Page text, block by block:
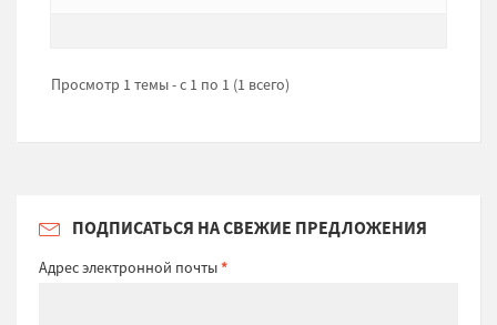
Просмотр 1 темы - с 1 по 1 (1 всего)
ПОДПИСАТЬСЯ НА СВЕЖИЕ ПРЕДЛОЖЕНИЯ
Адрес электронной почты*